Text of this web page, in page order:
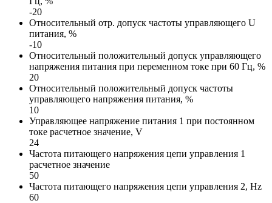
-20
Относительный отр. допуск частоты управляющего U
питания, %
-10
Относительный положительный допуск управляющего
напряжения питания при переменном токе при 60 Гц, %
20
Относительный положительный допуск частоты
управляющего напряжения питания, %
10
Управляющее напряжение питания 1 при постоянном
токе расчетное значение, V
24
Частота питающего напряжения цепи управления 1
расчетное значение
50
Частота питающего напряжения цепи управления 2, Hz
60